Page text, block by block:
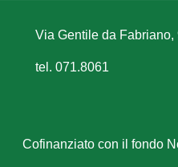
Via Gentile da Fabriano,
tel. 071.8061
Cofinanziato con il fondo